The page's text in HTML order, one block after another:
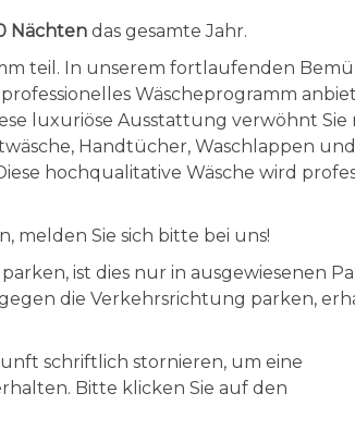
Nächten das gesamte Jahr.
teil. In unserem fortlaufenden
Wäscheprogramm
luxuriöse Ausstattung verwöhnt Sie
Handtücher, Waschlappen und
hochqualitative Wäsche wird
melden Sie sich bitte bei uns!
ist dies nur in ausgewiesenen
die Verkehrsrichtung parken,
schriftlich stornieren, um eine
Bitte klicken Sie auf den